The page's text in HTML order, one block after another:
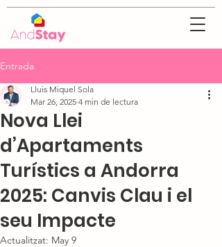
Entrada
Nova Llei
d’Apartaments
Turístics a Andorra
2025: Canvis Clau i el
seu Impacte
Lluis Miquel Sola
Mar 26, 2025 4 min de lectura
Actualitzat: May 9